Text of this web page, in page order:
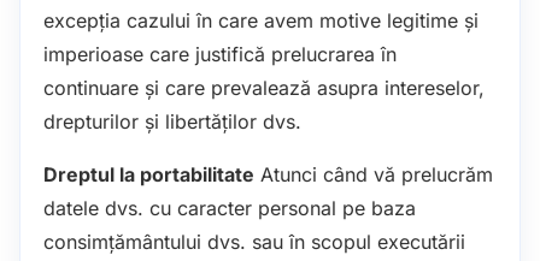
excepția cazului în care avem motive legitime și
imperioase care justifică prelucrarea în
continuare și care prevalează asupra intereselor,
drepturilor și libertăților dvs.
Dreptul la portabilitate Atunci când vă prelucrăm
datele dvs. cu caracter personal pe baza
consimțământului dvs. sau în scopul executării